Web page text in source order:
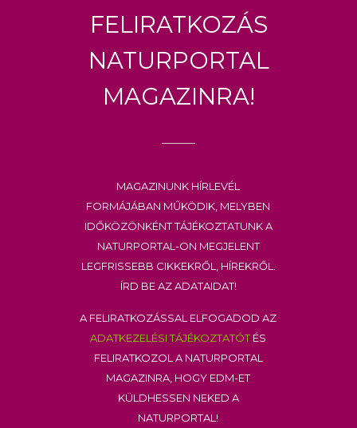
Feliratkozás
Naturportal
Magazinra!
Magazinunk hírlevél
formájában működik, melyben
időközönként tájékoztatunk a
Naturportal-on megjelent
legfrissebb cikkekről, hírekről.
Írd be az adataidat!
A feliratkozással elfogadod az
adatkezelési tájékoztatótés
feliratkozol a Naturportal
Magazinra, hogy EDM-et
küldhessen neked a
Naturportal!